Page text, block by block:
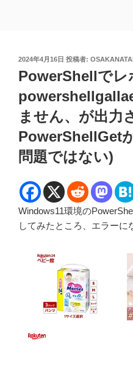
投
稿
日:
2024年4月16日 投稿者:
PowerShellでレ
ません、が出力
PowerShellGet
問題ではない)
Windows11環境の
してみたところ、エラーに